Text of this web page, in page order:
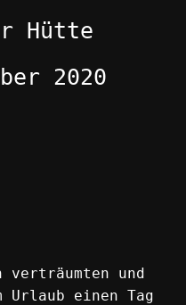
Hütte
2020
verträumten und
einen Tag